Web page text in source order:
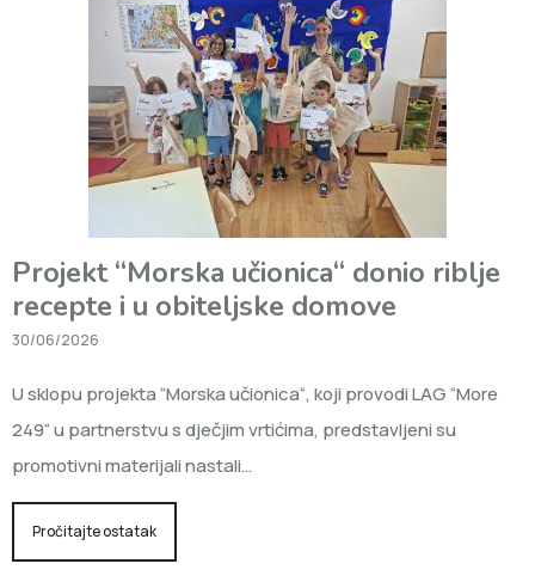
Projekt “Morska učionica“ donio riblje
recepte i u obiteljske domove
30/06/2026
U sklopu projekta “Morska učionica“, koji provodi LAG “More
249“ u partnerstvu s dječjim vrtićima, predstavljeni su
promotivni materijali nastali…
Pročitajte ostatak